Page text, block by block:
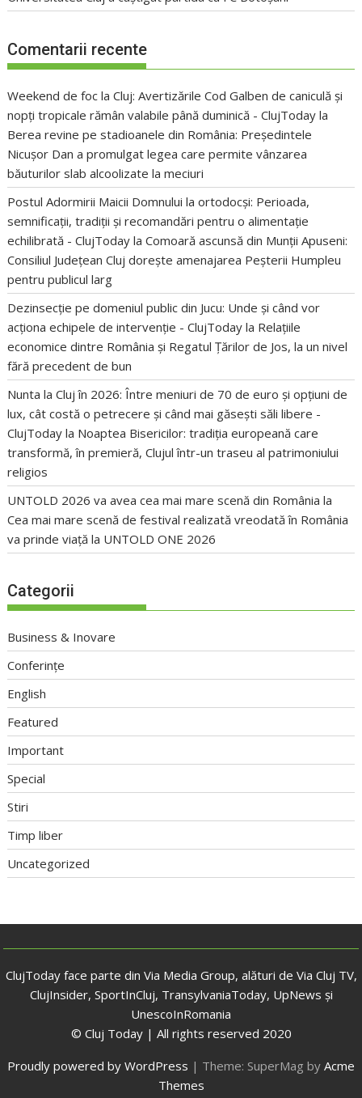
Comentarii recente
Weekend de foc la Cluj: Avertizările Cod Galben de caniculă și
nopți tropicale rămân valabile până duminică - ClujToday la
Berea revine pe stadioanele din România: Președintele
Nicușor Dan a promulgat legea care permite vânzarea
băuturilor slab alcoolizate la meciuri
Postul Adormirii Maicii Domnului la ortodocși: Perioada,
semnificații, tradiții și recomandări pentru o alimentație
echilibrată - ClujToday laComoară ascunsă din Munții Apuseni:
Consiliul Județean Cluj dorește amenajarea Peșterii Humpleu
pentru publicul larg
Dezinsecție pe domeniul public din Jucu: Unde și când vor
acționa echipele de intervenție - ClujToday la Relațiile
economice dintre România și Regatul Țărilor de Jos, la un nivel
fără precedent de bun
Nunta la Cluj în 2026: Între meniuri de 70 de euro și opțiuni de
lux, cât costă o petrecere și când mai găsești săli libere -
ClujToday la Noaptea Bisericilor: tradiția europeană care
transformă, în premieră, Clujul într-un traseu al patrimoniului
religios
UNTOLD 2026 va avea cea mai mare scenă din România la
Cea mai mare scenă de festival realizată vreodată în România
va prinde viață la UNTOLD ONE 2026
Categorii
Business & Inovare
Conferințe
English
Featured
Important
Special
Stiri
Timp liber
Uncategorized
ClujToday face parte din Via Media Group, alături de Via Cluj TV,
ClujInsider, SportInCluj, TransylvaniaToday, UpNews și
UnescoInRomania
© Cluj Today | All rights reserved 2020
Proudly powered by WordPress | Theme: SuperMag by Acme
Themes